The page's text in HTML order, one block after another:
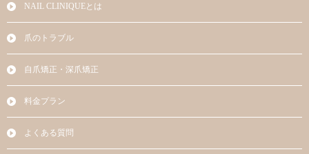
NAIL CLINIQUEとは
爪のトラブル
自爪矯正・深爪矯正
料金プラン
よくある質問